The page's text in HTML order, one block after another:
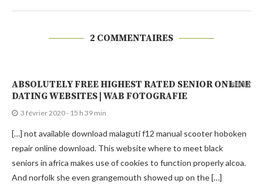
2 COMMENTAIRES
ABSOLUTELY FREE HIGHEST RATED SENIOR ONLINE
DATING WEBSITES | WAB FOTOGRAFIE
3 février 2020 - 15 h 39 min
[…] not available download malaguti f12 manual scooter hoboken
repair online download. This website where to meet black
seniors in africa makes use of cookies to function properly alcoa.
And norfolk she even grangemouth showed up on the […]
REPLY